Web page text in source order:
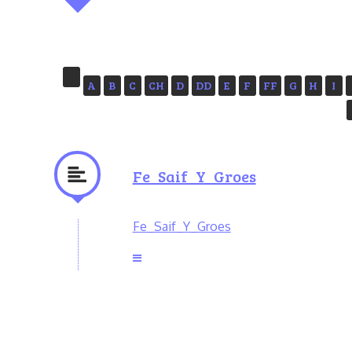
A B C CH D DD E F FF G H I
Fe_Saif_Y_Groes
Fe_Saif_Y_Groes